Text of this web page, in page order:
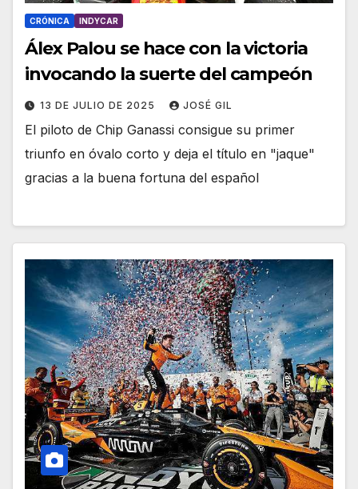
CRÓNICA INDYCAR
Álex Palou se hace con la victoria
invocando la suerte del campeón
13 DE JULIO DE 2025 JOSÉ GIL
El piloto de Chip Ganassi consigue su primer
triunfo en óvalo corto y deja el título en "jaque"
gracias a la buena fortuna del español